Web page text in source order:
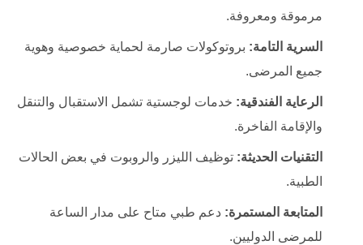
مرموقة ومعروفة.
السرية التامة: بروتوكولات صارمة لحماية خصوصية وهوية
جميع المرضى.
الرعاية الفندقية: خدمات لوجستية تشمل الاستقبال والتنقل
والإقامة الفاخرة.
التقنيات الحديثة: توظيف الليزر والروبوت في بعض الحالات
الطبية.
المتابعة المستمرة: دعم طبي متاح على مدار الساعة
للمرضى الدوليين.